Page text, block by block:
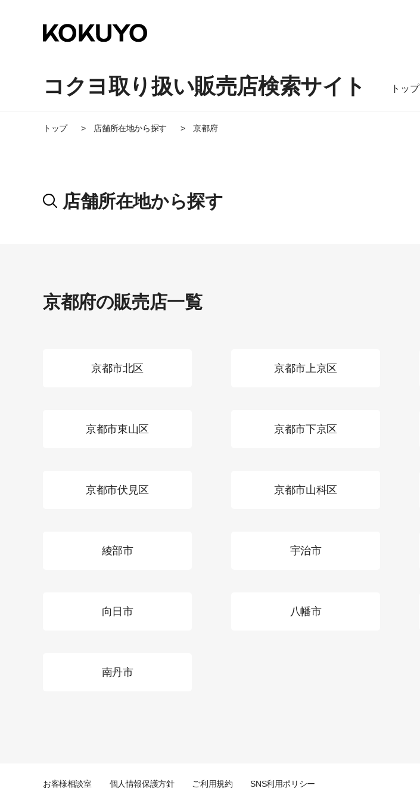
コクヨ取り扱い販売店検索サイト トップ
トップ 店舗所在地から探す 京都府
店舗所在地から探す
京都府の販売店一覧
京都市北区 京都市上京区
京都市東山区 京都市下京区
京都市伏見区 京都市山科区
綾部市 宇治市
向日市 八幡市
南丹市
お客様相談室 個人情報保護方針 ご利用規約 SNS利用ポリシー